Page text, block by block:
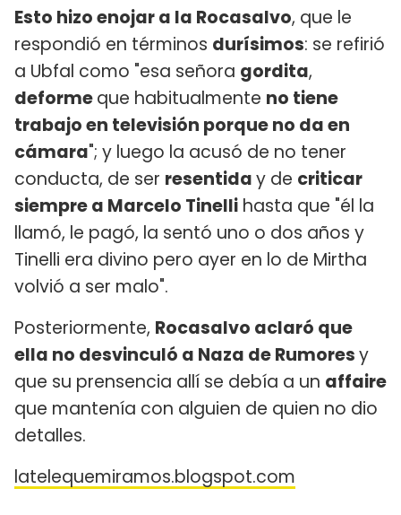
Esto hizo enojar a la Rocasalvo, que le
respondió en términos durísimos: se refirió
a Ubfal como "esa señora gordita,
deformeque habitualmente no tiene
trabajo en televisión porque no da en
cámara"; y luego la acusó de no tener
conducta, de ser resentiday de criticar
siempre a Marcelo Tinelli hasta que "él la
llamó, le pagó, la sentó uno o dos años y
Tinelli era divino pero ayer en lo de Mirtha
volvió a ser malo".
Posteriormente, Rocasalvo aclaró que
ella no desvinculó a Naza de Rumoresy
que su prensencia allí se debía a un affaire
que mantenía con alguien de quien no dio
detalles.
latelequemiramos.blogspot.com